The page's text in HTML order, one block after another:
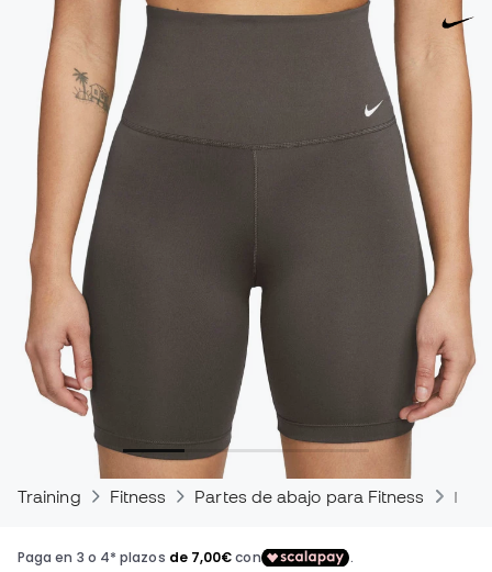
Training Fitness Partes de abajo para Fitness